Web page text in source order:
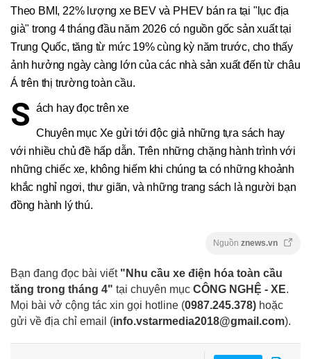
Theo BMI, 22% lượng xe BEV và PHEV bán ra tại "lục địa
già" trong 4 tháng đầu năm 2026 có nguồn gốc sản xuất tại
Trung Quốc, tăng từ mức 19% cùng kỳ năm trước, cho thấy
ảnh hưởng ngày càng lớn của các nhà sản xuất đến từ châu
Á trên thị trường toàn cầu.
S ách hay đọc trên xe
Chuyên mục Xe gửi tới độc giả những tựa sách hay
với nhiều chủ đề hấp dẫn. Trên những chặng hành trình với
những chiếc xe, không hiếm khi chúng ta có những khoảnh
khắc nghỉ ngơi, thư giãn, và những trang sách là người bạn
đồng hành lý thú.
Nguồn znews.vn
Bạn đang đọc bài viết "Nhu cầu xe điện hóa toàn cầu
tăng trong tháng 4" tại chuyên mục CÔNG NGHỆ - XE.
Mọi bài vở cộng tác xin gọi hotline (0987.245.378) hoặc
gửi về địa chỉ email (info.vstarmedia2018@gmail.com).